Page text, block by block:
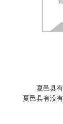
夏邑县
夏邑县有没